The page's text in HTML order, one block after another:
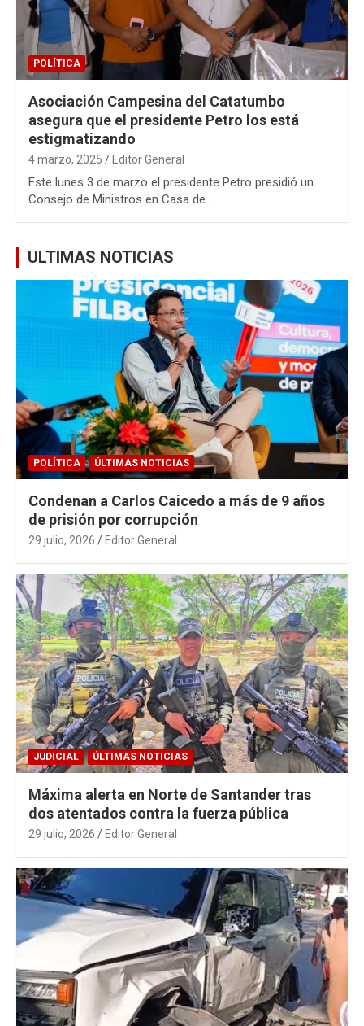
POLÍTICA
Asociación Campesina del Catatumbo
asegura que el presidente Petro los está
estigmatizando
4 marzo, 2025 Editor General
Este lunes 3 de marzo el presidente Petro presidió un
Consejo de Ministros en Casa de…
ULTIMAS NOTICIAS
POLÍTICA ÚLTIMAS NOTICIAS
Condenan a Carlos Caicedo a más de 9 años
de prisión por corrupción
29 julio, 2026 Editor General
JUDICIAL ÚLTIMAS NOTICIAS
Máxima alerta en Norte de Santander tras
dos atentados contra la fuerza pública
29 julio, 2026 Editor General